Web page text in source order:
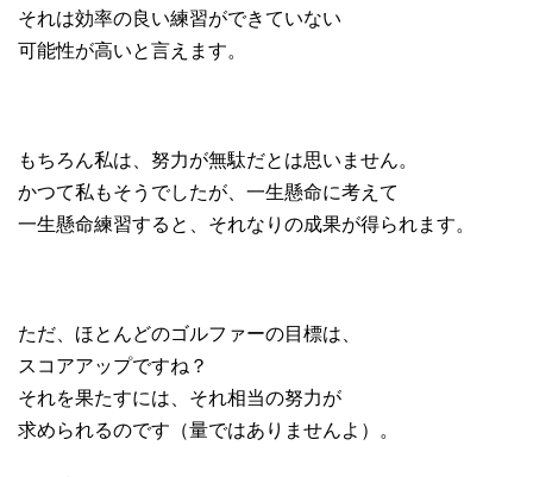
それは効率の良い練習ができていない
可能性が高いと言えます。
もちろん私は、努力が無駄だとは思いません。
かつて私もそうでしたが、一生懸命に考えて
一生懸命練習すると、それなりの成果が得られます。
ただ、ほとんどのゴルファーの目標は、
スコアアップですね？
それを果たすには、それ相当の努力が
求められるのです（量ではありませんよ）。